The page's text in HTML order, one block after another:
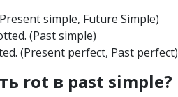
simple, Future Simple)
(Past simple)
(Present perfect, Past perfect)
rot в past simple?